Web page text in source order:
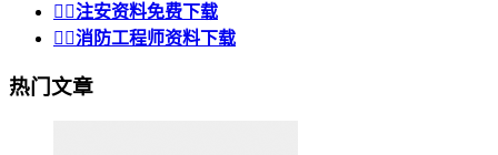
 注安资料免费下载
 消防工程师资料下载
热门文章